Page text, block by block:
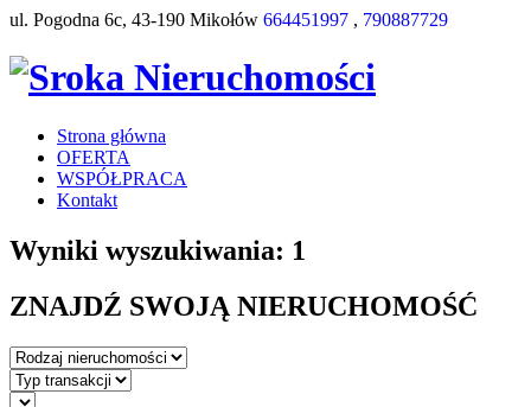
ul. Pogodna 6c, 43-190 Mikołów 664451997 , 790887729
Strona główna
OFERTA
WSPÓŁPRACA
Kontakt
Wyniki wyszukiwania: 1
ZNAJDŹ SWOJĄ NIERUCHOMOŚĆ